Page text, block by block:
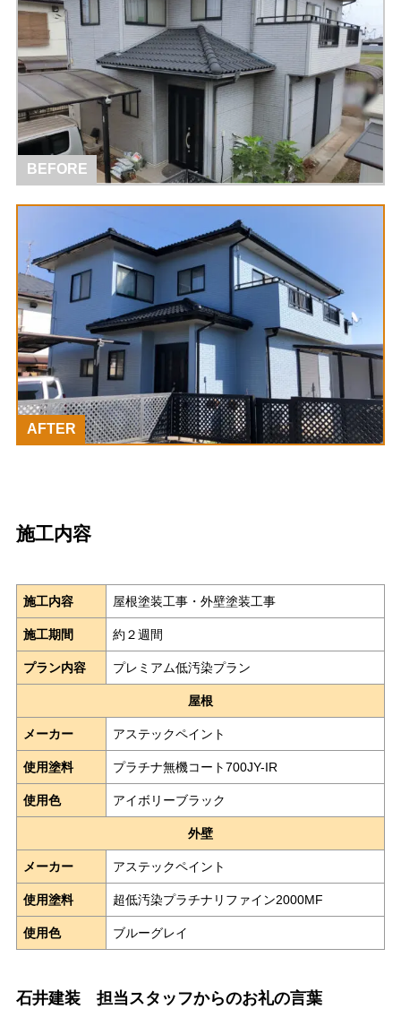
BEFORE
AFTER
施工内容
施工内容 屋根塗装工事・外壁塗装工事
施工期間 約２週間
プラン内容 プレミアム低汚染プラン
屋根
メーカー アステックペイント
使用塗料 プラチナ無機コート700JY-IR
使用色 アイボリーブラック
外壁
メーカー アステックペイント
使用塗料 超低汚染プラチナリファイン2000MF
使用色 ブルーグレイ
石井建装 担当スタッフからのお礼の言葉